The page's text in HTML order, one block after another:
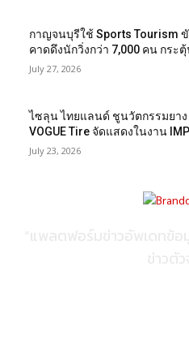
กาญจนบุรีใช้ Sports Tourism
คาดดึงนักวิ่งกว่า 7,000 คน กระ
July 27, 2026
ไซลุน ไทยแลนด์ ชูนวัตกรรมยาง
VOGUE Tire จัดแสดงในงาน
July 23, 2026